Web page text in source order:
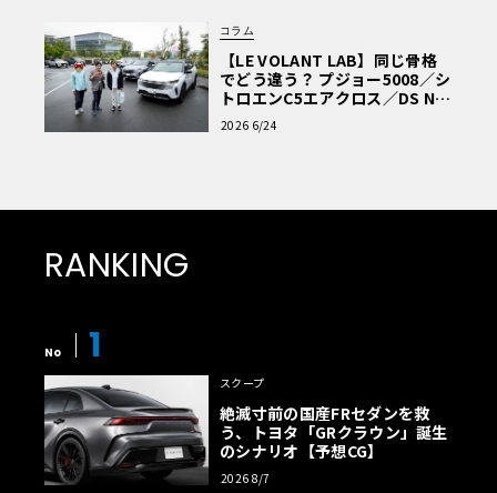
コラム
【LE VOLANT LAB】同じ骨格
でどう違う？ プジョー5008／シ
トロエンC5エアクロス／DS Nº4
読者一気乗りレポート
2026 6/24
RANKING
No 1
スクープ
絶滅寸前の国産FRセダンを救
う、トヨタ「GRクラウン」誕生
のシナリオ【予想CG】
2026 8/7